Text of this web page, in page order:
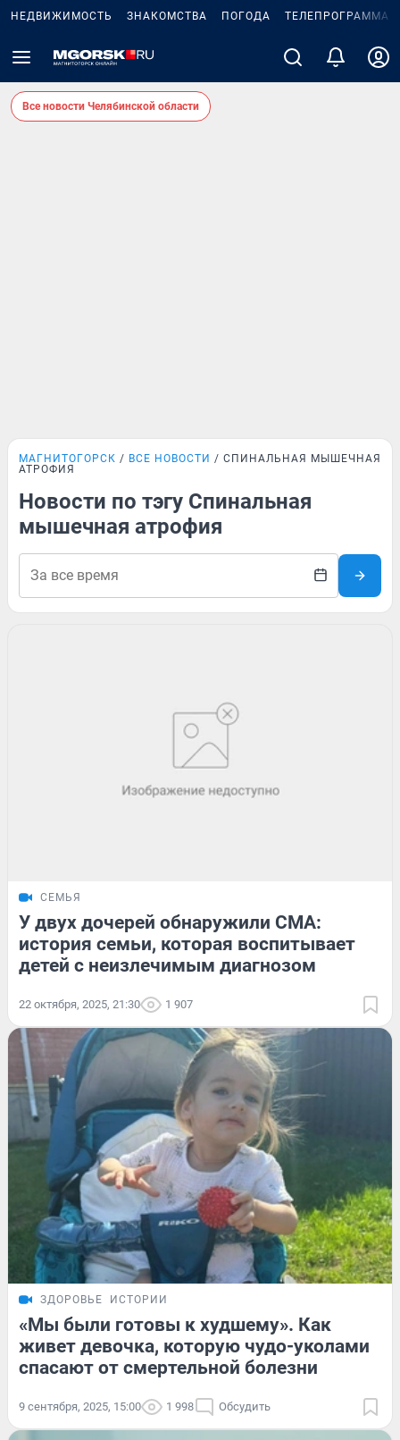
НЕДВИЖИМОСТЬ ЗНАКОМСТВА ПОГОДА ТЕЛЕПРОГРАММА
Все новости Челябинской области
МАГНИТОГОРСК ВСЕ НОВОСТИ
СПИНАЛЬНАЯ МЫШЕЧНАЯ
АТРОФИЯ
Новости по тэгу Спинальная
мышечная атрофия
СЕМЬЯ
У двух дочерей обнаружили СМА:
история семьи, которая воспитывает
детей с неизлечимым диагнозом
22 октября, 2025, 21:30 1 907
ЗДОРОВЬЕ ИСТОРИИ
«Мы были готовы к худшему». Как
живет девочка, которую чудо-уколами
спасают от смертельной болезни
9 сентября, 2025, 15:00 1 998 Обсудить